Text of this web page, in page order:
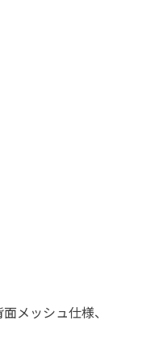
メッシュ仕様、